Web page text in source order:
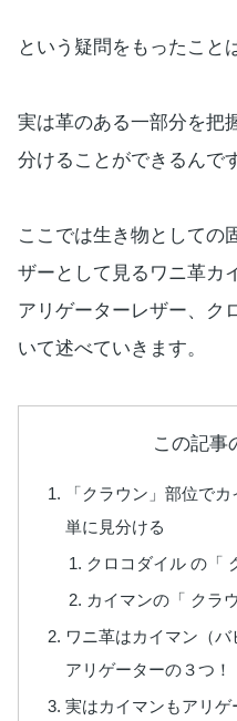
という疑問をもったこと
実は革のある一部分を把
分けることができるんで
ここでは生き物としての
ザーとして見るワニ革カ
アリゲーターレザー、ク
いて述べていきます。
この記事
「クラウン」部位で
単に見分ける
クロコダイル の「
カイマンの「 クラウ
ワニ革はカイマン（バ
アリゲーターの３つ！
実はカイマンもアリゲ